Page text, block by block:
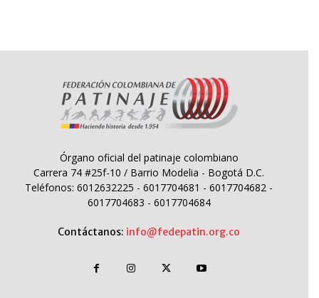
Órgano oficial del patinaje colombiano
Carrera 74 #25f-10 / Barrio Modelia - Bogotá D.C.
Teléfonos: 6012632225 - 6017704681 - 6017704682 -
6017704683 - 6017704684
Contáctanos: info@fedepatin.org.co